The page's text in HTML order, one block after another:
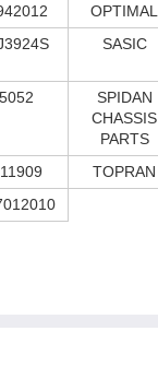
OPTIMAL
SASIC
SPIDAN
CHASSIS
PARTS
TOPRAN